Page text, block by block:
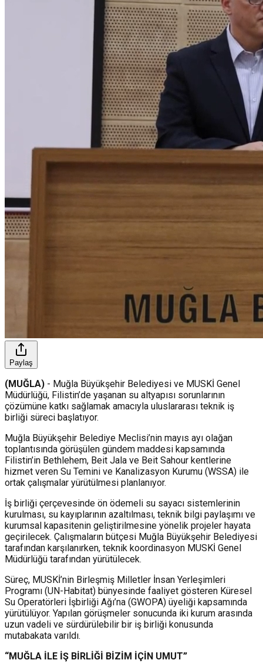
Paylaş
(MUĞLA) - Muğla Büyükşehir Belediyesi ve MUSKİ Genel
Müdürlüğü, Filistin’de yaşanan su altyapısı sorunlarının
çözümüne katkı sağlamak amacıyla uluslararası teknik iş
birliği süreci başlatıyor.
Muğla Büyükşehir Belediye Meclisi’nin mayıs ayı olağan
toplantısında görüşülen gündem maddesi kapsamında
Filistin’in Bethlehem, Beit Jala ve Beit Sahour kentlerine
hizmet veren Su Temini ve Kanalizasyon Kurumu (WSSA) ile
ortak çalışmalar yürütülmesi planlanıyor.
İş birliği çerçevesinde ön ödemeli su sayacı sistemlerinin
kurulması, su kayıplarının azaltılması, teknik bilgi paylaşımı ve
kurumsal kapasitenin geliştirilmesine yönelik projeler hayata
geçirilecek. Çalışmaların bütçesi Muğla Büyükşehir Belediyesi
tarafından karşılanırken, teknik koordinasyon MUSKİ Genel
Müdürlüğü tarafından yürütülecek.
Süreç, MUSKİ’nin Birleşmiş Milletler İnsan Yerleşimleri
Programı (UN-Habitat) bünyesinde faaliyet gösteren Küresel
Su Operatörleri İşbirliği Ağı’na (GWOPA) üyeliği kapsamında
yürütülüyor. Yapılan görüşmeler sonucunda iki kurum arasında
uzun vadeli ve sürdürülebilir bir iş birliği konusunda
mutabakata varıldı.
“MUĞLA İLE İŞ BİRLİĞİ BİZİM İÇİN UMUT”